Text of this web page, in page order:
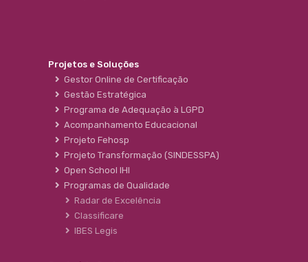
Projetos e Soluções
Gestor Online de Certificação
Gestão Estratégica
Programa de Adequação à LGPD
Acompanhamento Educacional
Projeto Fehosp
Projeto Transformação (SINDESSPA)
Open School IHI
Programas de Qualidade
Radar de Excelência
Classificare
IBES Legis